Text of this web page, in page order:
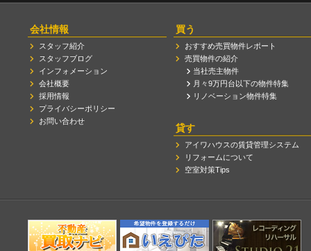
会社情報
スタッフ紹介
スタッフブログ
インフォメーション
会社概要
採用情報
プライバシーポリシー
お問い合わせ
買う
おすすめ売買物件レポート
売買物件の紹介
当社売主物件
月々9万円台以下の物件特集
リノベーション物件特集
貸す
アイワハウスの賃貸管理システム
リフォームについて
空室対策Tips